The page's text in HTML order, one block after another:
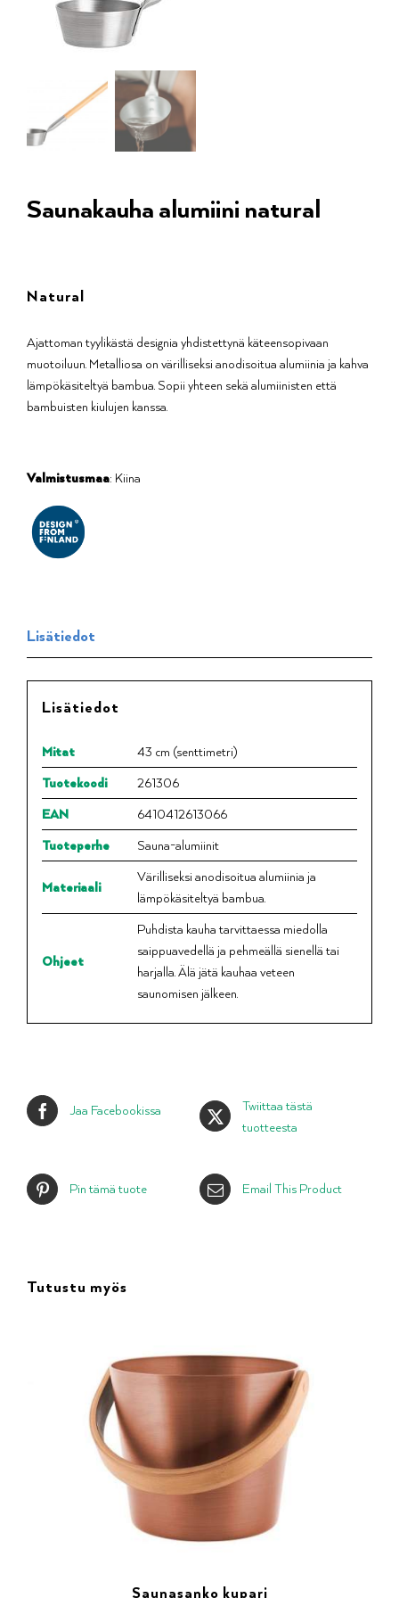
Saunakauha alumiini natural
Natural
Ajattoman tyylikästä designia yhdistettynä käteensopivaan
muotoiluun. Metalliosa on värilliseksi anodisoitua alumiinia ja kahva
lämpökäsiteltyä bambua. Sopii yhteen sekä alumiinisten että
bambuisten kiulujen kanssa.
Valmistusmaa: Kiina
Lisätiedot
Lisätiedot
Mitat
43 cm (senttimetri)
Tuotekoodi
261306
EAN
6410412613066
Tuoteperhe
Sauna-alumiinit
Materiaali
Värilliseksi anodisoitua alumiinia ja
lämpökäsiteltyä bambua.
Ohjeet
Puhdista kauha tarvittaessa miedolla
saippuavedellä ja ­pehmeällä sienellä tai
harjalla. Älä jätä kauhaa veteen
saunomisen jälkeen.
Jaa Facebookissa
Twiittaa tästä
tuotteesta
Pin tämä tuote Email This Product
Tutustu myös
Saunasanko kupari